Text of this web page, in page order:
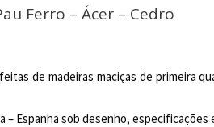
Ferro – Ácer – Cedro
de madeiras maciças de primeira
Espanha sob desenho,